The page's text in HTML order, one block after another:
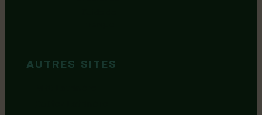
AUTRES SITES